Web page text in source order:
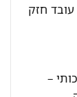
חזק
–